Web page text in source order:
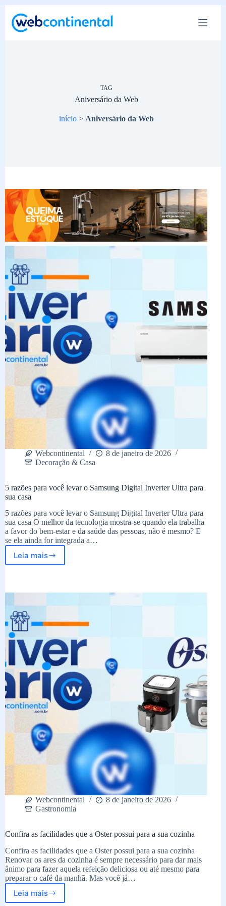
para
TAG
Aniversário da Web
início> Aniversário da Web
Webcontinental
8 de janeiro de 2026
Decoração & Casa
5 razões para você levar o Samsung Digital Inverter Ultra para
sua casa
5 razões para você levar o Samsung Digital Inverter Ultra para
sua casa O melhor da tecnologia mostra-se quando ela trabalha
a favor do bem-estar e da saúde das pessoas, não é mesmo? E
se ela ainda for integrada a…
Leia mais
5
o
Digital
Inverter
Ultra
para
sua
casa
Webcontinental
8 de janeiro de 2026
Gastronomia
Confira as facilidades que a Oster possui para a sua cozinha
Confira as facilidades que a Oster possui para a sua cozinha
Renovar os ares da cozinha é sempre necessário para dar mais
ânimo para fazer aquela refeição deliciosa ou até mesmo para
preparar o café da manhã. Mas você já…
Leia mais
Confira